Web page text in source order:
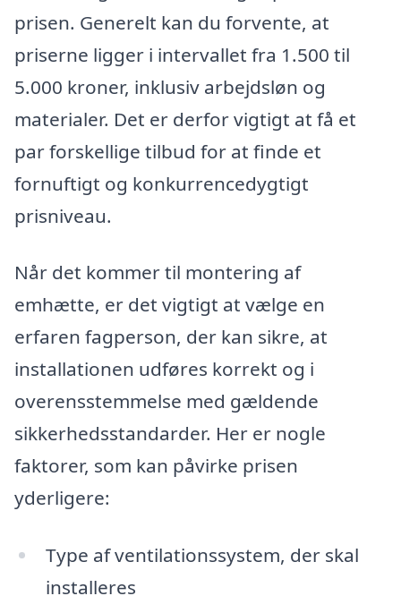
prisen. Generelt kan du forvente, at
priserne ligger i intervallet fra 1.500 til
5.000 kroner, inklusiv arbejdsløn og
materialer. Det er derfor vigtigt at få et
par forskellige tilbud for at finde et
fornuftigt og konkurrencedygtigt
prisniveau.
Når det kommer til montering af
emhætte, er det vigtigt at vælge en
erfaren fagperson, der kan sikre, at
installationen udføres korrekt og i
overensstemmelse med gældende
sikkerhedsstandarder. Her er nogle
faktorer, som kan påvirke prisen
yderligere:
Type af ventilationssystem, der skal
installeres